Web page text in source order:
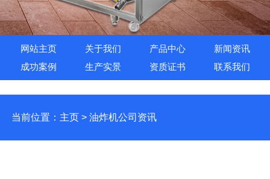
网站主页 关于我们 产品中心
新闻资讯
成功案例
生产实景 资质证书 联系我们
当前位置： 主页> 油炸机公司资讯